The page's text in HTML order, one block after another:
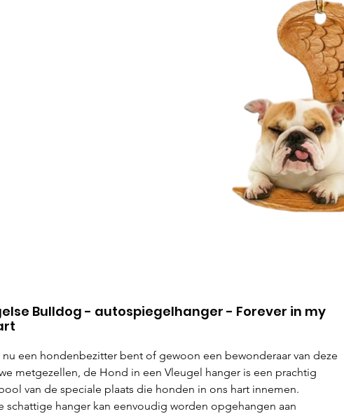
Bulldog - autospiegelhanger - Forever in my
nu een hondenbezitter bent of gewoon een bewonderaar van deze
metgezellen, de Hond in een Vleugel hanger is een prachtig
van de speciale plaats die honden in ons hart innemen.
schattige hanger kan eenvoudig worden opgehangen aan